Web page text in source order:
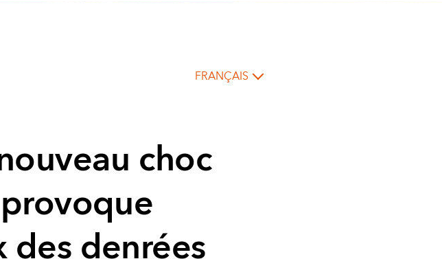
FRANÇAIS
choc